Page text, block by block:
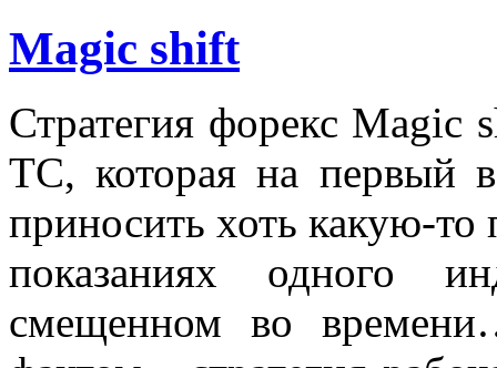
Magic shift
Стратегия форекс Magic
ТС, которая на первый
приносить хоть какую-то
показаниях одного
смещенном во